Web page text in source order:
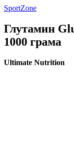
SportZone
Глутамин
1000 грама
Ultimate Nutrition